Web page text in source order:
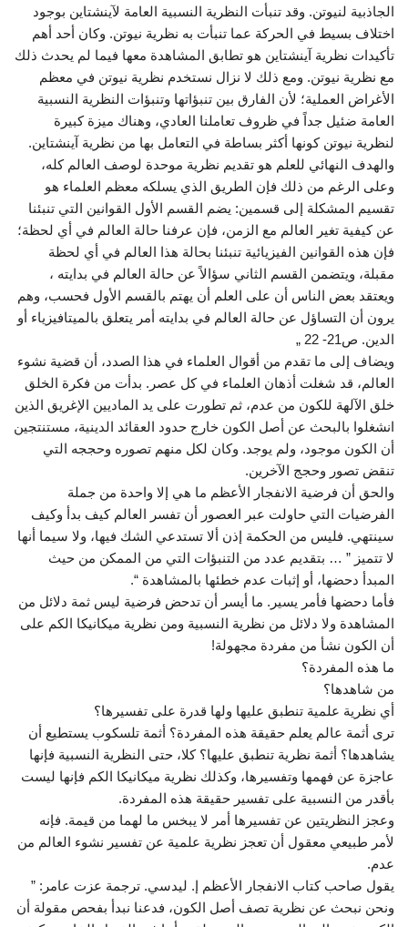
الجاذبية لنيوتن. وقد تنبأت النظرية النسبية العامة لآينشتاين بوجود
اختلاف بسيط في الحركة عما تنبأت به نظرية نيوتن. وكان أحد أهم
تأكيدات نظرية آينشتاين هو تطابق المشاهدة معها فيما لم يحدث ذلك
مع نظرية نيوتن. ومع ذلك لا نزال نستخدم نظرية نيوتن في معظم
الأغراض العملية؛ لأن الفارق بين تنبؤاتها وتنبؤات النظرية النسبية
العامة ضئيل جداً في ظروف تعاملنا العادي، وهناك ميزة كبيرة
لنظرية نيوتن كونها أكثر بساطة في التعامل بها من نظرية آينشتاين.
والهدف النهائي للعلم هو تقديم نظرية موحدة لوصف العالم كله،
وعلى الرغم من ذلك فإن الطريق الذي يسلكه معظم العلماء هو
تقسيم المشكلة إلى قسمين: يضم القسم الأول القوانين التي تنبئنا
عن كيفية تغير العالم مع الزمن، فإن عرفنا حالة العالم في أي لحظة؛
فإن هذه القوانين الفيزيائية تنبئنا بحالة هذا العالم في أي لحظة
مقبلة، ويتضمن القسم الثاني سؤالاً عن حالة العالم في بدايته ،
ويعتقد بعض الناس أن على العلم أن يهتم بالقسم الأول فحسب، وهم
يرون أن التساؤل عن حالة العالم في بدايته أمر يتعلق بالميتافيزياء أو
الدين. ص21- 22 „
ويضاف إلى ما تقدم من أقوال العلماء في هذا الصدد، أن قضية نشوء
العالم، قد شغلت أذهان العلماء في كل عصر. بدأت من فكرة الخلق
خلق الآلهة للكون من عدم، ثم تطورت على يد الماديين الإغريق الذين
انشغلوا بالبحث عن أصل الكون خارج حدود العقائد الدينية، مستنتجين
أن الكون موجود، ولم يوجد. وكان لكل منهم تصوره وحججه التي
تنقض تصور وحجج الآخرين.
والحق أن فرضية الانفجار الأعظم ما هي إلا واحدة من جملة
الفرضيات التي حاولت عبر العصور أن تفسر العالم كيف بدأ وكيف
سينتهي. فليس من الحكمة إذن ألا تستدعي الشك فيها، ولا سيما أنها
لا تتميز ” … بتقديم عدد من التنبؤات التي من الممكن من حيث
المبدأ دحضها، أو إثبات عدم خطئها بالمشاهدة “.
فأما دحضها فأمر يسير. ما أيسر أن تدحض فرضية ليس ثمة دلائل من
المشاهدة ولا دلائل من نظرية النسبية ومن نظرية ميكانيكا الكم على
أن الكون نشأ من مفردة مجهولة!
ما هذه المفردة؟
من شاهدها؟
أي نظرية علمية تنطبق عليها ولها قدرة على تفسيرها؟
ترى أثمة عالم يعلم حقيقة هذه المفردة؟ أثمة تلسكوب يستطيع أن
يشاهدها؟ أثمة نظرية تنطبق عليها؟ كلا، حتى النظرية النسبية فإنها
عاجزة عن فهمها وتفسيرها، وكذلك نظرية ميكانيكا الكم فإنها ليست
بأقدر من النسبية على تفسير حقيقة هذه المفردة.
وعجز النظريتين عن تفسيرها أمر لا يبخس ما لهما من قيمة. فإنه
لأمر طبيعي معقول أن تعجز نظرية علمية عن تفسير نشوء العالم من
عدم.
يقول صاحب كتاب الانفجار الأعظم إ. ليدسي. ترجمة عزت عامر: ”
ونحن نبحث عن نظرية تصف أصل الكون، فدعنا نبدأ بفحص مقولة أن